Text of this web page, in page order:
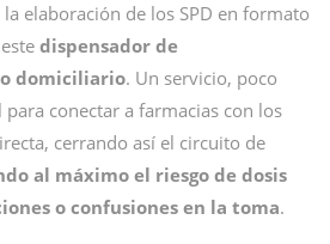
elaboración de los SPD en formato
dispensador de
domiciliario. Un servicio, poco
conectar a farmacias con los
cerrando así el circuito de
al máximo el riesgo de dosis
o confusiones en la toma.